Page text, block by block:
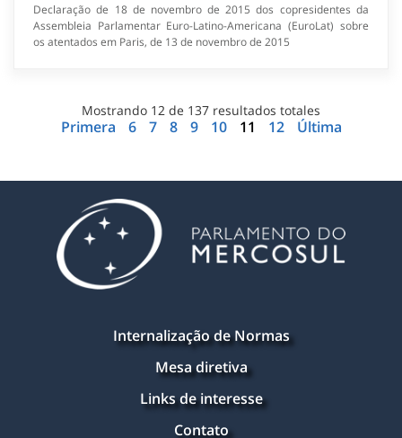
Declaração de 18 de novembro de 2015 dos copresidentes da
Assembleia Parlamentar Euro-Latino-Americana (EuroLat) sobre
os atentados em Paris, de 13 de novembro de 2015
Mostrando 12 de 137 resultados totales
Primera 6 7 8 9 10 11 12 Última
Internalização de Normas
Mesa diretiva
Links de interesse
Contato